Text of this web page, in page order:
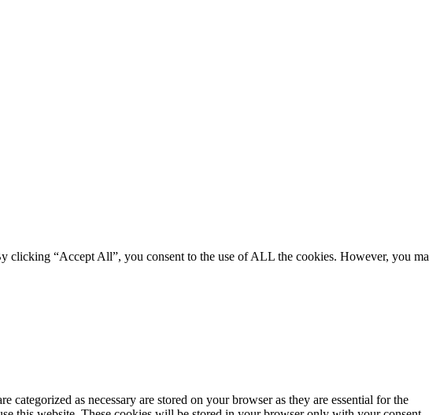
clicking “Accept All”, you consent to the use of ALL the cookies. However, you
as necessary are stored on your browser as they are essential for the